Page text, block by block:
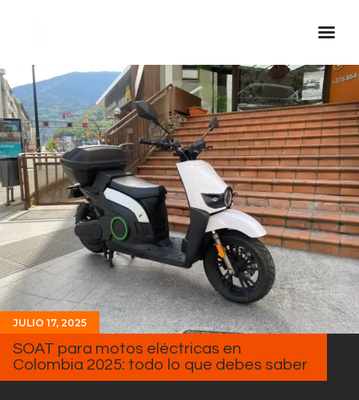
Inicio Real FM
Streaming
En Vivo
Descarga La APP
Programas
Noticias
Equipo
Sobre Nosotros
Contactos
JULIO 17, 2025
SOAT para motos eléctricas en
Colombia 2025: todo lo que debes saber